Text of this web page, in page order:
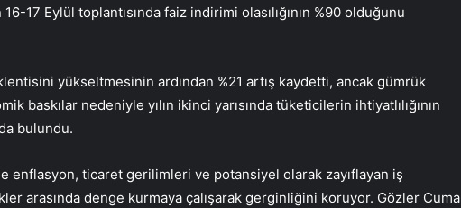
17 Eylül toplantısında faiz indirimi olasılığının %90 olduğunu
yükseltmesinin ardından %21 artış kaydetti, ancak gümrük
baskılar nedeniyle yılın ikinci yarısında tüketicilerin ihtiyatlılığının
bulundu.
enflasyon, ticaret gerilimleri ve potansiyel olarak zayıflayan iş
arasında denge kurmaya çalışarak gerginliğini koruyor. Gözler Cuma